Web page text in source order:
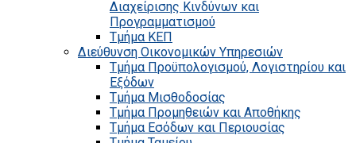
Διαχείρισης Κινδύνων και
Προγραμματισμού
Τμήμα ΚΕΠ
Διεύθυνση Οικονομικών Υπηρεσιών
Τμήμα Προϋπολογισμού, Λογιστηρίου και
Εξόδων
Τμήμα Μισθοδοσίας
Τμήμα Προμηθειών και Αποθήκης
Τμήμα Εσόδων και Περιουσίας